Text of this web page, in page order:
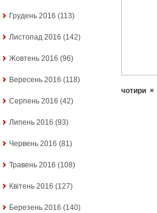
Грудень 2016 (113)
Листопад 2016 (142)
Жовтень 2016 (96)
Вересень 2016 (118)
Серпень 2016 (42)
Липень 2016 (93)
Червень 2016 (81)
Травень 2016 (108)
Квітень 2016 (127)
Березень 2016 (140)
чотири ×